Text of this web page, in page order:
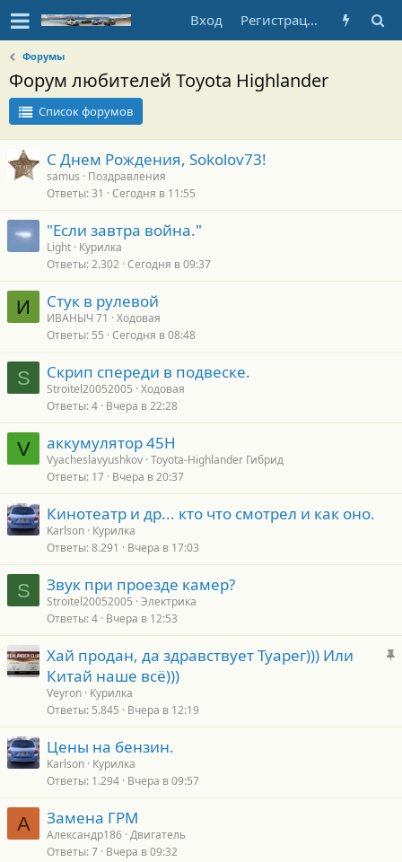
Вход Регистрация
Форумы
Форум любителей Toyota Highlander
Список форумов
С Днем Рождения, Sokolov73!
samus
Поздравления
Ответы 31 Сегодня в 11:55
"Если завтра война."
Light Курилка
Ответы 2.302 Сегодня в 09:37
И Стук в рулевой
ИВАНЫЧ 71
Ходовая
Ответы 55 Сегодня в 08:48
S Скрип спереди в подвеске.
Stroitel20052005 Ходовая
Ответы 4 Вчера в 22:28
V аккумулятор 45H
Vyacheslavyushkov Toyota-Highlander Гибрид
Ответы 17 Вчера в 20:37
Кинотеатр и др... кто что смотрел и как оно.
Karlson Курилка
Ответы 8.291 Вчера в 17:03
S Звук при проезде камер?
Stroitel20052005 Электрика
Ответы 4 Вчера в 12:53
З
е
н
Хай продан, да здравствует Туарег))) Или
Китай наше всё)))
Veyron Курилка
Ответы 5.845 Вчера в 12:19
Цены на бензин.
Karlson Курилка
Ответы 1.294 Вчера в 09:57
А Замена ГРМ
Александр186 Двигатель
Ответы 7 Вчера в 09:32